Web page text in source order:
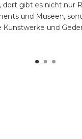
dort gibt es nicht nur
und Museen,
Kunstwerke und